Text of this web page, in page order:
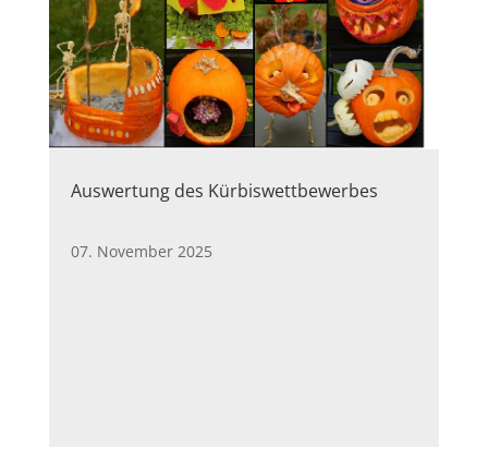
Auswertung des Kürbiswettbewerbes
07. November 2025